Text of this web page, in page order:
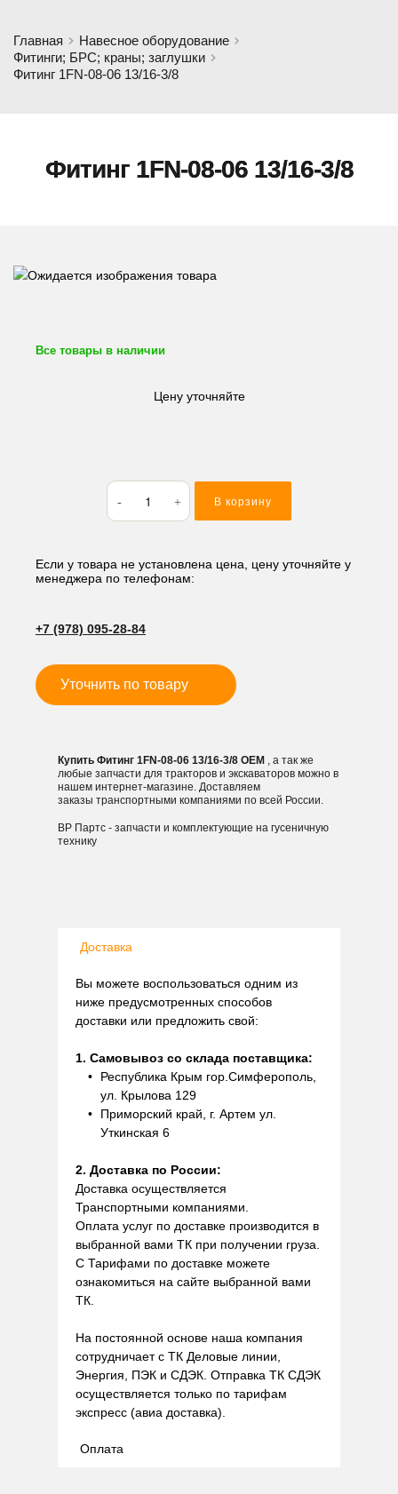
Главная
Навесное оборудование
Фитинги; БРС; краны; заглушки
Фитинг 1FN-08-06 13/16-3/8
Фитинг 1FN-08-06 13/16-3/8
Все товары в наличии
Цену уточняйте
Количество
товара
Фитинг
08-
06
В корзину
Если у товара не установлена цена, цену уточняйте у
менеджера по телефонам:
+7 (978) 095-28-84
Уточнить по товару
Купить Фитинг 1FN-08-06 13/16-3/8 OEM , а так же
любые запчасти для тракторов и экскаваторов можно в
нашем интернет-магазине. Доставляем
заказы транспортными компаниями по всей России.
ВР Партс - запчасти и комплектующие на гусеничную
технику
Доставка
Вы можете воспользоваться одним из
ниже предусмотренных способов
доставки или предложить свой:
1. Самовывоз со склада поставщика:
Республика Крым гор.Симферополь,
ул. Крылова 129
Приморский край, г. Артем ул.
Уткинская 6
2. Доставка по России:
Доставка осуществляется
Транспортными компаниями.
Оплата услуг по доставке производится в
выбранной вами ТК при получении груза.
С Тарифами по доставке можете
ознакомиться на сайте выбранной вами
ТК.
На постоянной основе наша компания
сотрудничает с ТК Деловые линии,
Энергия, ПЭК и СДЭК. Отправка ТК СДЭК
осуществляется только по тарифам
экспресс (авиа доставка).
Оплата